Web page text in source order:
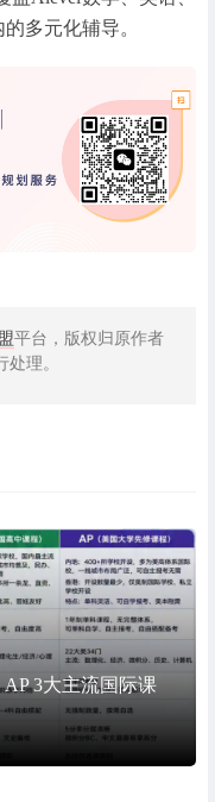
多元化辅导。
平台，版权归原作者
理。
3大主流国际课